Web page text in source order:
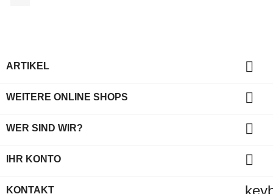
ARTIKEL 
WEITERE ONLINE SHOPS 
WER SIND WIR? 
IHR KONTO 
KONTAKT